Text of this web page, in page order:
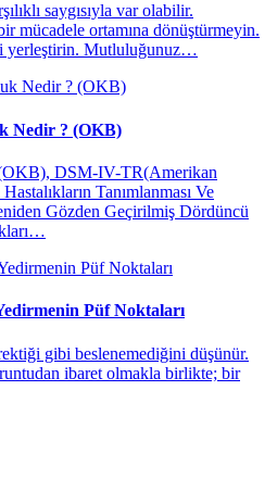
saygısıyla var olabilir.
mücadele ortamına dönüştürmeyin.
yerleştirin. Mutluluğunuz…
Nedir ? (OKB)
DSM-IV-TR(Amerikan
Tanımlanması Ve
Gözden Geçirilmiş Dördüncü
Püf Noktaları
gibi beslenemediğini düşünür.
ibaret olmakla birlikte; bir